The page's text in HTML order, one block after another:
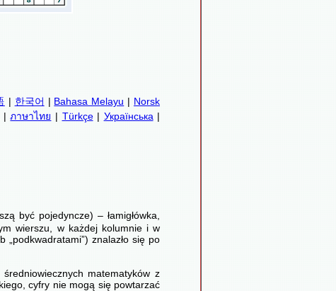
| 한국어 | Bahasa Melayu | Norsk
|ภาษาไทย | Türkçe| Українська |
być pojedyncze) – łamigłówka,
wierszu, w każdej kolumnie i w
znalazło się po
matematyków z
cyfry nie mogą się powtarzać